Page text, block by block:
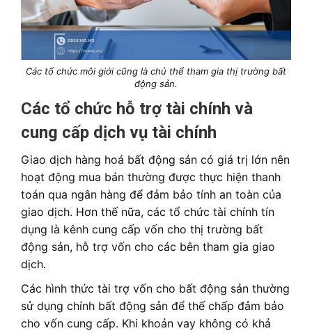
Các tổ chức môi giới cũng là chủ thể tham gia thị trường bất
động sản.
Các tổ chức hỗ trợ tài chính và
cung cấp dịch vụ tài chính
Giao dịch hàng hoá bất động sản có giá trị lớn nên
hoạt động mua bán thường được thực hiện thanh
toán qua ngân hàng để đảm bảo tính an toàn của
giao dịch. Hơn thế nữa, các tổ chức tài chính tín
dụng là kênh cung cấp vốn cho thị trường bất
động sản, hỗ trợ vốn cho các bên tham gia giao
dịch.
Các hình thức tài trợ vốn cho bất động sản thường
sử dụng chính bất động sản để thế chấp đảm bảo
cho vốn cung cấp. Khi khoản vay không có khả